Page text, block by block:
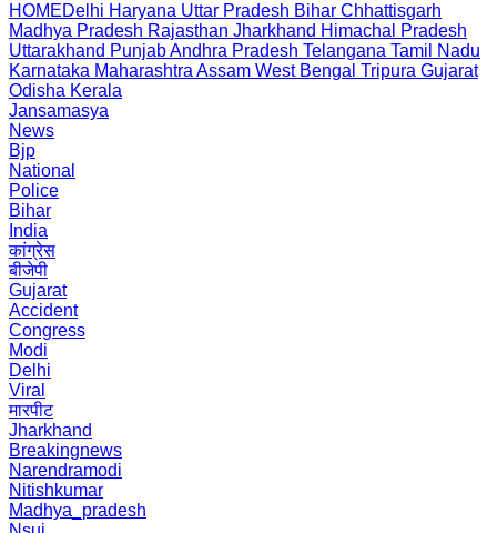
HOMEDelhi Haryana Uttar Pradesh Bihar Chhattisgarh
Madhya Pradesh Rajasthan Jharkhand Himachal Pradesh
Uttarakhand PunjabAndhra Pradesh Telangana Tamil Nadu
Karnataka Maharashtra Assam West Bengal Tripura Gujarat
Odisha Kerala
Jansamasya
News
Bjp
National
Police
Bihar
India
कांग्रेस
बीजेपी
Gujarat
Accident
Congress
Modi
Delhi
Viral
मारपीट
Jharkhand
Breakingnews
Narendramodi
Nitishkumar
Madhya_pradesh